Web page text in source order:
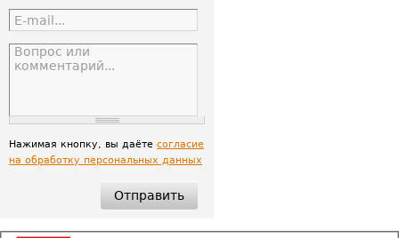
Нажимая кнопку, вы даёте согласие
на обработку персональных данных